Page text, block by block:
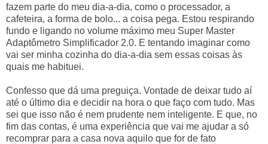
fazem parte do meu dia-a-dia, como o processador, a
cafeteira, a forma de bolo... a coisa pega. Estou respirando
fundo e ligando no volume máximo meu Super Master
Adaptômetro Simplificador 2.0. E tentando imaginar como
vai ser minha cozinha do dia-a-dia sem essas coisas às
quais me habituei.
Confesso que dá uma preguiça. Vontade de deixar tudo aí
até o último dia e decidir na hora o que faço com tudo. Mas
sei que isso não é nem prudente nem inteligente. E que, no
fim das contas, é uma experiência que vai me ajudar a só
recomprar para a casa nova aquilo que for de fato